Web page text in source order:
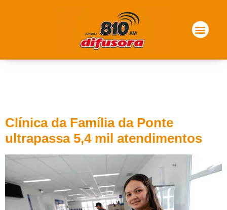
Clínica da Família da Ponte
ultrapassa 5,4 mil atendimentos